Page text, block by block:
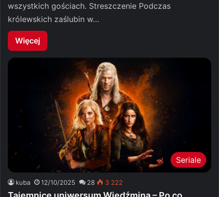
wszystkich gościach. Streszczenie Podczas
królewskich zaślubin w…
Więcej
Seriale
kuba 12/10/2025 28 3 222